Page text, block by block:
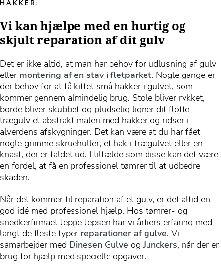
HAKKER:
Vi kan hjælpe med en hurtig og
skjult reparation af dit gulv
Det er ikke altid, at man har behov for udlusning af gulv
eller montering af en stav i fletparket. Nogle gange er
der behov for at få kittet små hakker i gulvet, som
kommer gennem almindelig brug. Stole bliver rykket,
borde bliver skubbet og pludselig ligner dit flotte
trægulv et abstrakt maleri med hakker og ridser i
alverdens afskygninger. Det kan være at du har fået
nogle grimme skruehuller, et hak i trægulvet eller en
knast, der er faldet ud. I tilfælde som disse kan det være
en fordel, at få en professionel tømrer til at udbedre
skaden.
Når det kommer til reparation af et gulv, er det altid en
god idé med professionel hjælp. Hos tømrer- og
snedkerfirmaet Jeppe Jepsen har vi årtiers erfaring med
langt de fleste typer reparationer af gulve. Vi
samarbejder med Dinesen Gulve og Junckers, når der er
brug for hjælp med specielle opgaver.